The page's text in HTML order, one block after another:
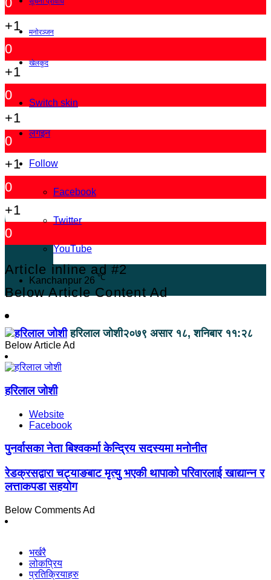
मनोरञ्जन
खेलकुद
Switch skin
लगइन
Follow
Facebook
Twitter
YouTube
Kanchanpur 26 ℃
+1
0
+1
0
+1
0
+1
0
+1
0
Article inline ad #2
Below Article Content Ad
हरिलाल जोशी२०७९ असार १८, शनिबार ११:२८
Below Article Ad
हरिलाल जोशी
Website
Facebook
पुनर्वासका नेता बिश्वकर्मा केन्द्रिय सदस्यमा मनोनीत
रेडक्रसद्वारा चट्याङबाट मृत्यु भएकी थापाको परिवारलाई खाद्यान्न र
लत्ताकपडा सहयोग
Below Comments Ad
भर्खरै
लोकप्रिय
प्रतिक्रियाहरु